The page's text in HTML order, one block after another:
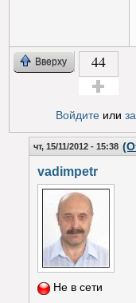
Вверху 44
Войдитеили
чт, 15/11/2012 - 15:38
vadimpetr
Не в сети